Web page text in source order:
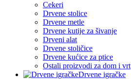
Cekeri
Drvene stolice
Drvene metle
Drvene kutije za šivanje
Drveni alat
Drvene stoličice
Drvene kućice za ptice
Ostali proizvodi za dom i vrt
Drvene igračke